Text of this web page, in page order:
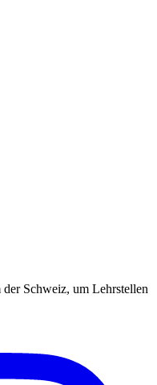
Schweiz, um Lehrstellen